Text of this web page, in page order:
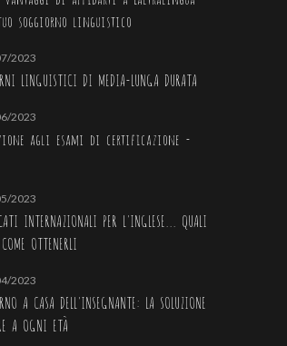
soggiorno linguistico
2023
LINGUISTICI DI MEDIA-LUNGA DURATA
2023
agli esami di certificazione -
2023
INTERNAZIONALI PER L'INGLESE... QUALI
OTTENERLI
2023
A CASA DELL'INSEGNANTE: LA SOLUZIONE
A OGNI ETÀ